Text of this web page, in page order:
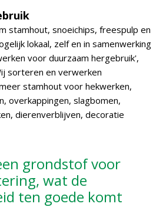
stamhout, snoeichips, freespulp en
lokaal, zelf en in samenwerking
voor duurzaam hergebruik',
sorteren en verwerken
stamhout voor hekwerken,
overkappingen, slagbomen,
dierenverblijven, decoratie
grondstof voor
wat de
ten goede komt